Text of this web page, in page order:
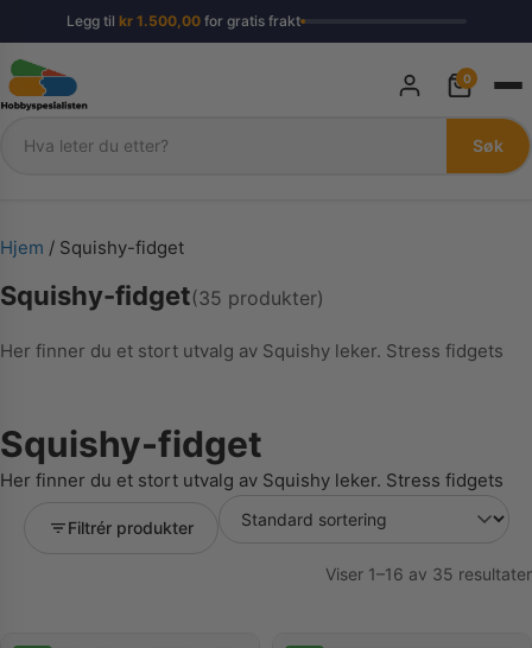
Legg til kr1.500,00for gratis frakt
Søk
Søk
0
Hjem / Squishy-fidget
Squishy-fidget(35 produkter)
Her finner du et stort utvalg av Squishy leker. Stress fidgets
Squishy-fidget
Her finner du et stort utvalg av Squishy leker. Stress fidgets
Filtrér produkter
Viser 1–16 av 35 resultater